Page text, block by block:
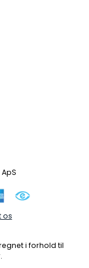
os
i forhold til